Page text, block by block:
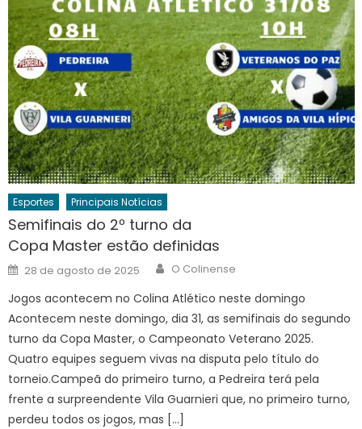
Esportes Principais Notícias
Semifinais do 2º turno da
Copa Master estão definidas
Posted
on
28 de agosto de 2025 Author
O Colinense
Jogos acontecem no Colina Atlético neste domingo
Acontecem neste domingo, dia 31, as semifinais do segundo
turno da Copa Master, o Campeonato Veterano 2025.
Quatro equipes seguem vivas na disputa pelo título do
torneio.Campeã do primeiro turno, a Pedreira terá pela
frente a surpreendente Vila Guarnieri que, no primeiro turno,
perdeu todos os jogos, mas […]